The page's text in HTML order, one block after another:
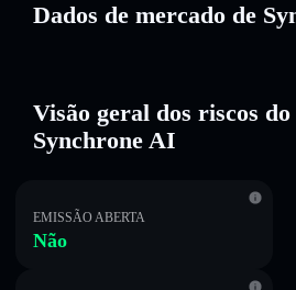
Dados de mercado de
Visão geral dos riscos
Synchrone AI
EMISSÃO ABERTA
Não